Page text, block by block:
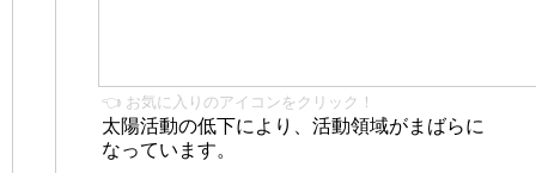
👈 お気に入りのアイコンをクリック！
太陽活動の低下により、活動領域がまばらに
なっています。